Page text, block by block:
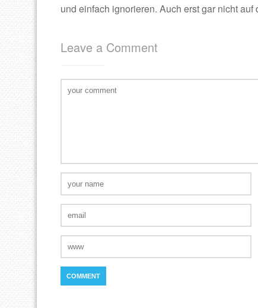
und einfach ignorieren. Auch erst gar nicht auf
Leave a Comment